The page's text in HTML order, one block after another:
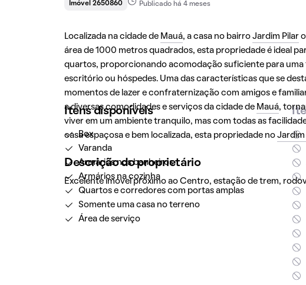
Imóvel 2650860 Publicado há 4 meses
Localizada na cidade de Mauá, a casa no bairro Jardim Pilar
área de 1000 metros quadrados, esta propriedade é ideal
quartos, proporcionando acomodação suficiente para uma
escritório ou hóspedes. Uma das características que se
momentos de lazer e confraternização com amigos e
a diversas comodidades e serviços da cidade de Mauá,
viver em um ambiente tranquilo, mas com todas as
casa espaçosa e bem localizada, esta propriedade no Jardim
Descrição do proprietário
Excelente imóvel próximo ao Centro, estação de trem,
Itens disponíveis
Box
Varanda
Armários nos banheiros
Armários na cozinha
Quartos e corredores com portas amplas
Somente uma casa no terreno
Área de serviço